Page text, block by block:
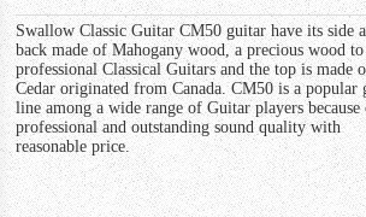
Swallow Classic Guitar CM50 guitar have its side
back made of Mahogany wood, a precious wood to
professional Classical Guitars and the top is made
Cedar originated from Canada. CM50 is a popular
line among a wide range of Guitar players because
professional and outstanding sound quality with
reasonable price.